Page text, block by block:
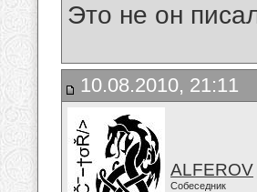
Это не он
10.08.2010, 21:11
ALFEROV
Собеседник